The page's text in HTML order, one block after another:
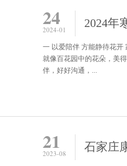
24
2024-01
2024年
一 以爱陪伴 方能静待花开
就像百花园中的花朵，美
伴，好好沟通，...
21
2023-08
石家庄